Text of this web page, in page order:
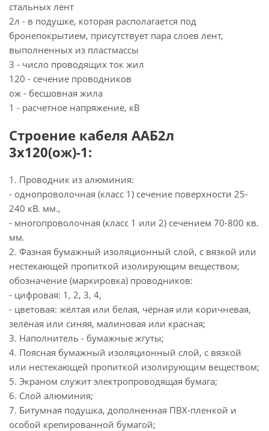
стальных лент
2л - в подушке, которая располагается под
бронепокрытием, присутствует пара слоев лент,
выполненных из пластмассы
3 - число проводящих ток жил
120 - сечение проводников
ож - бесшовная жила
1 - расчетное напряжение, кВ
Строение кабеля ААБ2л
3х120(ож)-1:
1. Проводник из алюминия:
- однопроволочная (класс 1) сечение поверхности 25-
240 кВ. мм.,
- многопроволочная (класс 1 или 2) сечением 70-800 кв.
мм.
2. Фазная бумажный изоляционный слой, с вязкой или
нестекающей пропиткой изолирующим веществом;
обозначение (маркировка) проводников:
- цифровая: 1, 2, 3, 4,
- цветовая: жёлтая или белая, чёрная или коричневая,
зелёная или синяя, малиновая или красная;
3. Наполнитель - бумажные жгуты;
4. Поясная бумажный изоляционный слой, с вязкой
или нестекающей пропиткой изолирующим веществом;
5. Экраном служит электропроводящая бумага;
6. Слой алюминия;
7. Битумная подушка, дополненная ПВХ-пленкой и
особой крепированной бумагой;